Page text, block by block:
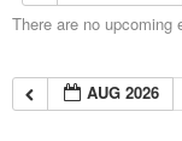
There are no
AUG 2026